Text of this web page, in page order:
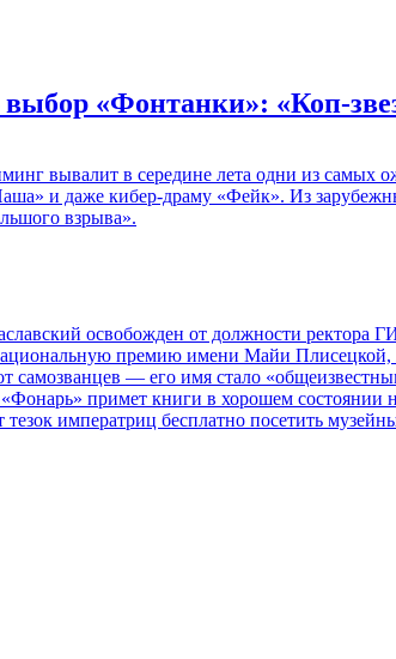
выбор «Фонтанки»: «Коп-
вывалит в середине лета одни из
и даже кибер-драму «Фейк». Из
взрыва».
освобожден от должности ректора
премию имени Майи Плисецкой,
самозванцев — его имя стало
примет книги в хорошем состоянии
тезок императриц бесплатно посетить